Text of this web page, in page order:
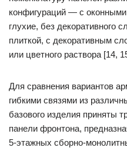
конфигураций — с
глухие, без декоративного
плиткой, с декоративным
или цветного раствора [14,
Для сравнения вариантов
гибкими связями из
базового изделия приняты
панели фронтона,
5-этажных сборно-